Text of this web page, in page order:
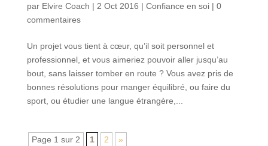
par Elvire Coach | 2 Oct 2016 | Confiance en soi| 0
commentaires
Un projet vous tient à cœur, qu’il soit personnel et
professionnel, et vous aimeriez pouvoir aller jusqu’au
bout, sans laisser tomber en route ? Vous avez pris de
bonnes résolutions pour manger équilibré, ou faire du
sport, ou étudier une langue étrangère,...
Page 1 sur 2 1 2 »